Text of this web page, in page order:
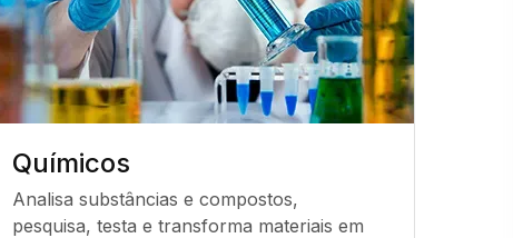
Químicos
Analisa substâncias e compostos,
pesquisa, testa e transforma materiais em